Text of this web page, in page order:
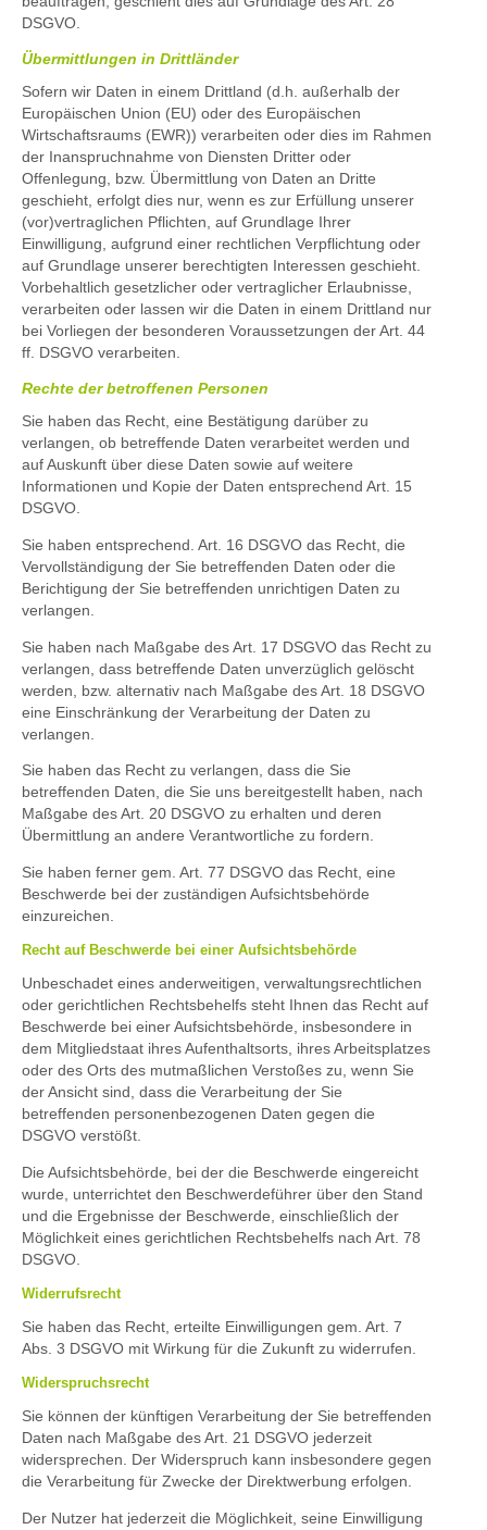
DSGVO.
Übermittlungen in Drittländer
Sofern wir Daten in einem Drittland (d.h. außerhalb der
Europäischen Union (EU) oder des Europäischen
Wirtschaftsraums (EWR)) verarbeiten oder dies im Rahmen
der Inanspruchnahme von Diensten Dritter oder
Offenlegung, bzw. Übermittlung von Daten an Dritte
geschieht, erfolgt dies nur, wenn es zur Erfüllung unserer
(vor)vertraglichen Pflichten, auf Grundlage Ihrer
Einwilligung, aufgrund einer rechtlichen Verpflichtung oder
auf Grundlage unserer berechtigten Interessen geschieht.
Vorbehaltlich gesetzlicher oder vertraglicher Erlaubnisse,
verarbeiten oder lassen wir die Daten in einem Drittland nur
bei Vorliegen der besonderen Voraussetzungen der Art. 44
ff. DSGVO verarbeiten.
Rechte der betroffenen Personen
Sie haben das Recht, eine Bestätigung darüber zu
verlangen, ob betreffende Daten verarbeitet werden und
auf Auskunft über diese Daten sowie auf weitere
Informationen und Kopie der Daten entsprechend Art. 15
DSGVO.
Sie haben entsprechend. Art. 16 DSGVO das Recht, die
Vervollständigung der Sie betreffenden Daten oder die
Berichtigung der Sie betreffenden unrichtigen Daten zu
verlangen.
Sie haben nach Maßgabe des Art. 17 DSGVO das Recht zu
verlangen, dass betreffende Daten unverzüglich gelöscht
werden, bzw. alternativ nach Maßgabe des Art. 18 DSGVO
eine Einschränkung der Verarbeitung der Daten zu
verlangen.
Sie haben das Recht zu verlangen, dass die Sie
betreffenden Daten, die Sie uns bereitgestellt haben, nach
Maßgabe des Art. 20 DSGVO zu erhalten und deren
Übermittlung an andere Verantwortliche zu fordern.
Sie haben ferner gem. Art. 77 DSGVO das Recht, eine
Beschwerde bei der zuständigen Aufsichtsbehörde
einzureichen.
Recht auf Beschwerde bei einer Aufsichtsbehörde
Unbeschadet eines anderweitigen, verwaltungsrechtlichen
oder gerichtlichen Rechtsbehelfs steht Ihnen das Recht auf
Beschwerde bei einer Aufsichtsbehörde, insbesondere in
dem Mitgliedstaat ihres Aufenthaltsorts, ihres Arbeitsplatzes
oder des Orts des mutmaßlichen Verstoßes zu, wenn Sie
der Ansicht sind, dass die Verarbeitung der Sie
betreffenden personenbezogenen Daten gegen die
DSGVO verstößt.
Die Aufsichtsbehörde, bei der die Beschwerde eingereicht
wurde, unterrichtet den Beschwerdeführer über den Stand
und die Ergebnisse der Beschwerde, einschließlich der
Möglichkeit eines gerichtlichen Rechtsbehelfs nach Art. 78
DSGVO.
Widerrufsrecht
Sie haben das Recht, erteilte Einwilligungen gem. Art. 7
Abs. 3 DSGVO mit Wirkung für die Zukunft zu widerrufen.
Widerspruchsrecht
Sie können der künftigen Verarbeitung der Sie betreffenden
Daten nach Maßgabe des Art. 21 DSGVO jederzeit
widersprechen. Der Widerspruch kann insbesondere gegen
die Verarbeitung für Zwecke der Direktwerbung erfolgen.
Der Nutzer hat jederzeit die Möglichkeit, seine Einwilligung